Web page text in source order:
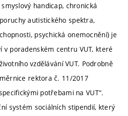
handicap, chronická
autistického spektra,
psychická onemocnění) je
v poradenském centru VUT, které
vzdělávání VUT. Podrobně
rektora č. 11/2017
potřebami na VUT“.
systém sociálních stipendií, který